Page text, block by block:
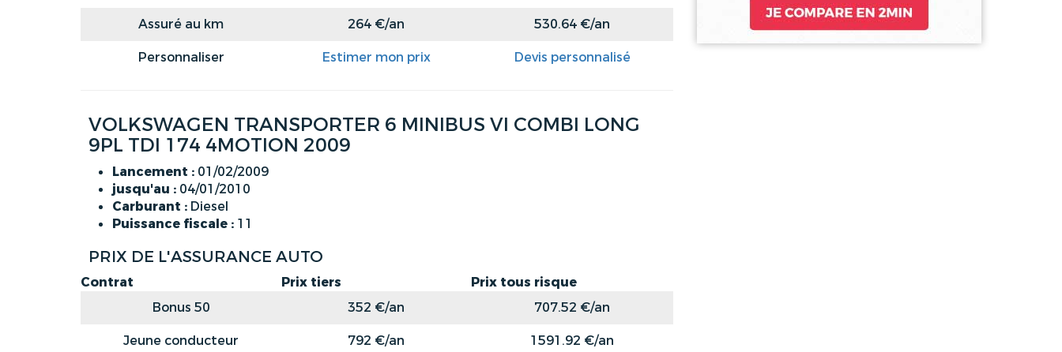
Assuré au km
264 €/an
530.64 €/an
Personnaliser
Estimer mon prix Devis personnalisé
VOLKSWAGEN TRANSPORTER 6 MINIBUS VI COMBI LONG
9PL TDI 174 4MOTION 2009
Lancement : 01/02/2009
jusqu'au : 04/01/2010
Carburant : Diesel
Puissance fiscale : 11
PRIX DE L'ASSURANCE AUTO
Contrat Prix tiers
Prix tous risque
Bonus 50
352 €/an
707.52 €/an
Jeune conducteur
792 €/an
1591.92 €/an